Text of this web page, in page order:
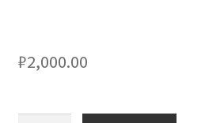
₽2,000.00